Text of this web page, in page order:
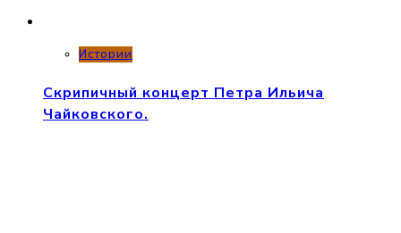
Истории
Скрипичный концерт Петра Ильича
Чайковского.